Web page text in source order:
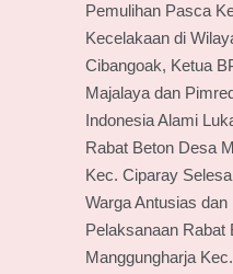
Pemulihan Pasca
Kecelakaan di
Cibangoak, Ketua
Majalaya dan
Indonesia Alami
Rabat Beton Desa
Kec. Ciparay
Warga Antusias dan
Pelaksanaan Rabat
Manggungharja